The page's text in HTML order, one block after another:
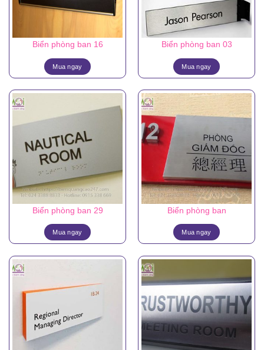
Biển phòng ban 16
Mua ngay
Biển phòng ban 03
Mua ngay
Biển phòng ban 29
Mua ngay
Biển phòng ban
Mua ngay